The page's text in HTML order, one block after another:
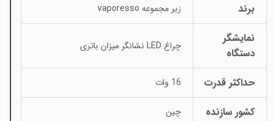
برند زیر مجموعه vaporesso
نمایشگر
دستگاه
چراغ LED نشانگر میزان باتری
حداکثر قدرت 16 وات
کشور سازنده چین